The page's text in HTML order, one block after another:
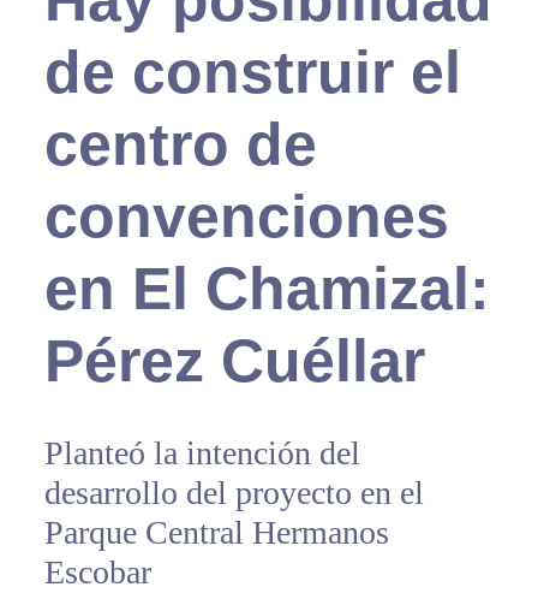
de construir el
centro de
convenciones
en El Chamizal:
Pérez Cuéllar
Planteó la intención del
desarrollo del proyecto en el
Parque Central Hermanos
Escobar